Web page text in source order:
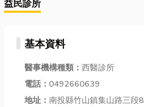
益民診所
基本資料
醫事機構種類： 西醫診所
電話： 0492660639
地址： 南投縣竹山鎮集山路三